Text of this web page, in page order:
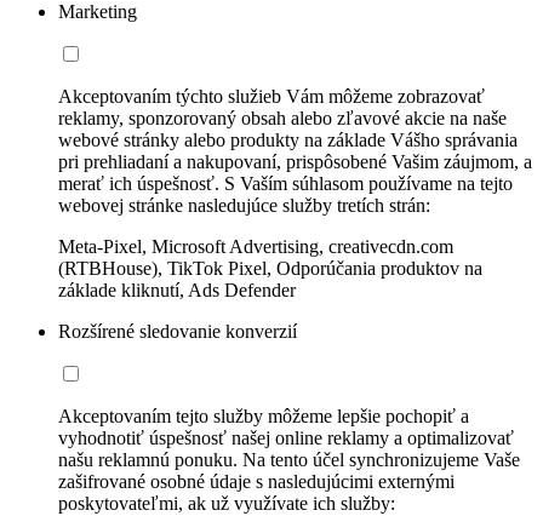
Marketing
Akceptovaním týchto služieb Vám môžeme zobrazovať
reklamy, sponzorovaný obsah alebo zľavové akcie na naše
webové stránky alebo produkty na základe Vášho správania
pri prehliadaní a nakupovaní, prispôsobené Vašim záujmom, a
merať ich úspešnosť. S Vaším súhlasom používame na tejto
webovej stránke nasledujúce služby tretích strán:
Meta-Pixel, Microsoft Advertising, creativecdn.com
(RTBHouse), TikTok Pixel, Odporúčania produktov na
základe kliknutí, Ads Defender
Rozšírené sledovanie konverzií
Akceptovaním tejto služby môžeme lepšie pochopiť a
vyhodnotiť úspešnosť našej online reklamy a optimalizovať
našu reklamnú ponuku. Na tento účel synchronizujeme Vaše
zašifrované osobné údaje s nasledujúcimi externými
poskytovateľmi, ak už využívate ich služby: